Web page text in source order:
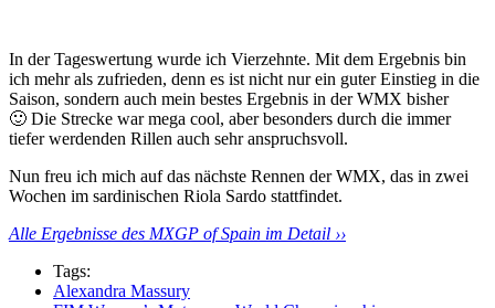
In der Tageswertung wurde ich Vierzehnte. Mit dem Ergebnis bin
ich mehr als zufrieden, denn es ist nicht nur ein guter Einstieg in die
Saison, sondern auch mein bestes Ergebnis in der WMX bisher
🙂 Die Strecke war mega cool, aber besonders durch die immer
tiefer werdenden Rillen auch sehr anspruchsvoll.
Nun freu ich mich auf das nächste Rennen der WMX, das in zwei
Wochen im sardinischen Riola Sardo stattfindet.
Alle Ergebnisse des MXGP of Spain im Detail ››
Tags:
Alexandra Massury